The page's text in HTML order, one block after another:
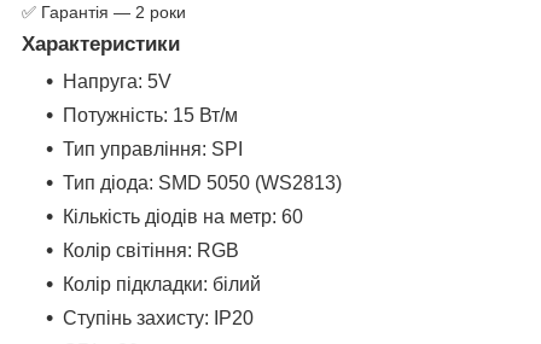
✅ Гарантія — 2 роки
Характеристики
Напруга: 5V
Потужність: 15 Вт/м
Тип управління: SPI
Тип діода: SMD 5050 (WS2813)
Кількість діодів на метр: 60
Колір світіння: RGB
Колір підкладки: білий
Ступінь захисту: IP20